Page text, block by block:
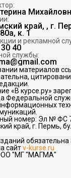
край, , г.
к. 1
и рекламной
40
службы:
материалов
«В курсе.ру»
Федеральной
номер: Эл № ФС
край, г. Пермь,
обязательна
сайтv-kurse.ru
"МГ "МАГМА"